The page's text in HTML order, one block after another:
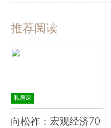
推荐阅读
私房课
向松祚：宏观经济70